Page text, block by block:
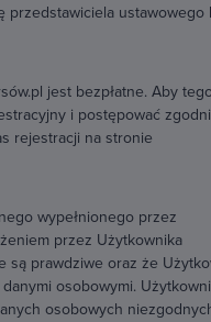
przedstawiciela ustawowego
jest bezpłatne. Aby
i postępować
rejestracji na stronie
wypełnionego przez
przez Użytkownika
są prawdziwe oraz że
osobowymi.
osobowych